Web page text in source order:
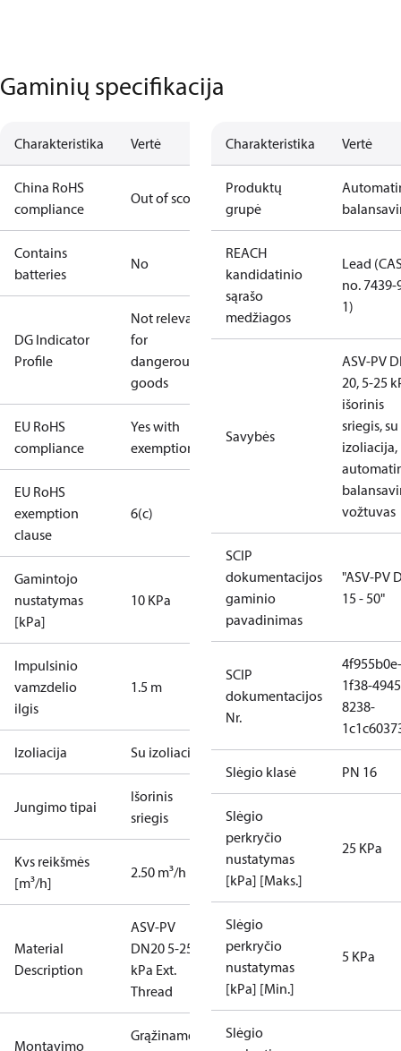
Gaminių specifikacija
Charakteristika Vertė
China RoHS
compliance
Out of scope
Contains
batteries
No
DG Indicator
Profile
Not relevant
for
dangerous
goods
EU RoHS
compliance
Yes with
exemptions
EU RoHS
exemption
clause
6(c)
Gamintojo
nustatymas
[kPa]
10 KPa
Impulsinio
vamzdelio
ilgis
1.5 m
Izoliacija Su izoliacija
Jungimo tipai
Išorinis
sriegis
Kvs reikšmės
[m³/h]
2.50 m³/h
Material
Description
ASV-PV
DN20 5-25
kPa Ext.
Thread
Montavimo
Grąžinamo
Charakteristika Vertė
Produktų
grupė
REACH
kandidatinio
sąrašo
medžiagos
Lead
no. 7439-
1)
Savybės
ASV-PV
20, 5-25
išorinis
sriegis, su
izoliacija,
vožtuvas
SCIP
dokumentacijos
gaminio
pavadinimas
"ASV-PV
15 - 50"
SCIP
dokumentacijos
Nr.
4f955b0e-
1f38-
8238-
Slėgio klasė PN 16
Slėgio
perkryčio
nustatymas
[kPa] [Maks.]
25 KPa
Slėgio
perkryčio
nustatymas
[kPa] [Min.]
5 KPa
Slėgio